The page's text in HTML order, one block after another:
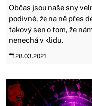
Občas jsou naše sny
podivné, že na ně přes
takový sen o tom, že
nenechá v klidu.
28.03.2021